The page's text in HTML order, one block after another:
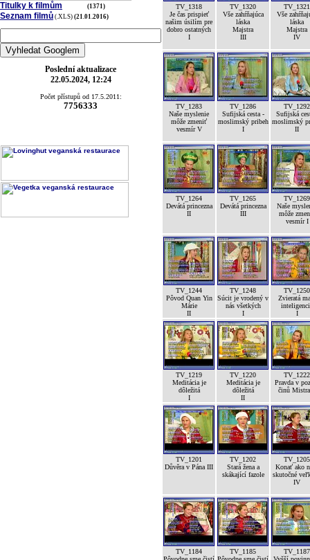
Titulky k filmům (1371)
Seznam filmů (.XLS) (21.01.2016)
Poslední aktualizace
22.05.2024, 12:24
Počet přístupů od 17.5.2011:
7756333
TV_1318
Je čas prispieť
našim úsilím pre
dobro ostatných
I
TV_1320
Vše zahŕňajúca
láska
Majstra
III
TV_1321
Vše
láska
Majstra
IV
TV_1283
Naše myslenie
môže zmeniť
vesmír V
TV_1286
Sufijská cesta -
moslimský pribeh
I
TV_1292
Sufijská
moslimský
II
TV_1264
Devátá princezna
II
TV_1265
Devátá princezna
III
TV_1269
Naše
môže
vesmír I
TV_1244
Pôvod Quan Yin
Márie
II
TV_1248
Súcit je vrodený v
nás všetkých
I
TV_1250
Zvieratá
I
TV_1219
Meditácia je
dôležitá
I
TV_1220
Meditácia je
dôležitá
II
TV_1222
Pravda v
činů
TV_1201
Důvěra v Pána III
TV_1202
Stará žena a
skákající fazole
TV_1205
Konať ako
skutočné
IV
TV_1184
TV_1185
TV_1187